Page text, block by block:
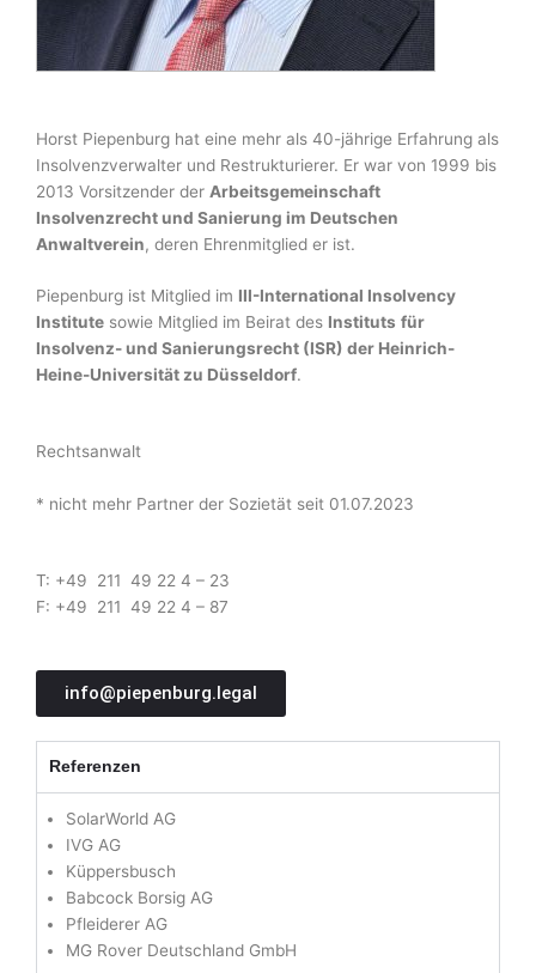
Horst Piepenburg hat eine mehr als 40-jährige Erfahrung als
Insolvenzverwalter und Restrukturierer. Er war von 1999 bis
2013 Vorsitzender der Arbeitsgemeinschaft
Insolvenzrecht und Sanierung im Deutschen
Anwaltverein, deren Ehrenmitglied er ist.
Piepenburg ist Mitglied im III-International Insolvency
Institute sowie Mitglied im Beirat des Instituts für
Insolvenz- und Sanierungsrecht (ISR) der Heinrich-
Heine-Universität zu Düsseldorf.
Rechtsanwalt
* nicht mehr Partner der Sozietät seit 01.07.2023
T: +49 211 49 22 4 – 23
F: +49 211 49 22 4 – 87
info@piepenburg.legal
Referenzen
SolarWorld AG
IVG AG
Küppersbusch
Babcock Borsig AG
Pfleiderer AG
MG Rover Deutschland GmbH